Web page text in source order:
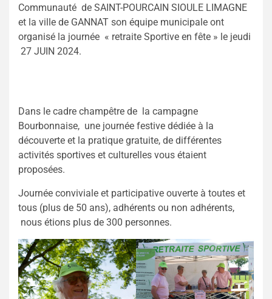
Communauté de SAINT-POURCAIN SIOULE LIMAGNE
et la ville de GANNAT son équipe municipale ont
organisé la journée « retraite Sportive en fête » le jeudi
27 JUIN 2024.
Dans le cadre champêtre de la campagne
Bourbonnaise, une journée festive dédiée à la
découverte et la pratique gratuite, de différentes
activités sportives et culturelles vous étaient
proposées.
Journée conviviale et participative ouverte à toutes et
tous (plus de 50 ans), adhérents ou non adhérents,
nous étions plus de 300 personnes.